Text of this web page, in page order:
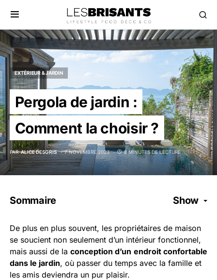
EXTÉRIEUR & JARDIN
Pergola de jardin :
Comment la choisir ?
PAR ALICE DESGRIS 7 NOVEMBRE 2023 8 MINUTES DE LECTURE
Sommaire Show
De plus en plus souvent, les propriétaires de maison
se soucient non seulement d’un intérieur fonctionnel,
mais aussi de la conception d’un endroit confortable
dans le jardin, où passer du temps avec la famille et
les amis deviendra un pur plaisir.